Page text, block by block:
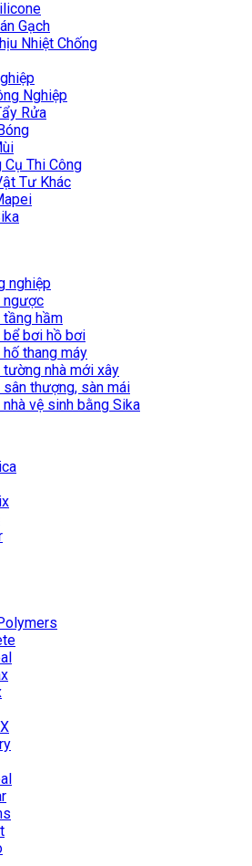
Gạch
Nhiệt Chống
Nghiệp
Rửa
Cụ Thi Công
Tư Khác
nghiệp
ngược
tầng hầm
bể bơi hồ bơi
thang máy
tường nhà mới xây
thượng, sàn mái
vệ sinh bằng Sika